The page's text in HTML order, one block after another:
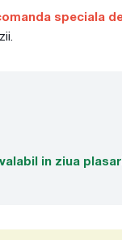
speciala
in ziua